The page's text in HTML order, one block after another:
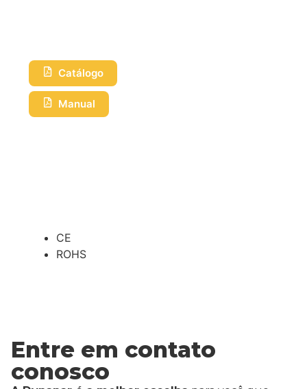
Catálogo
Manual
CE
ROHS
Entre em contato
conosco